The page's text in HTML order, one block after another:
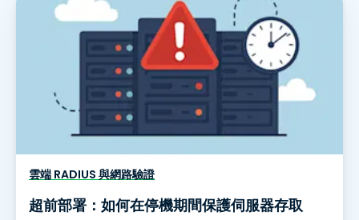
雲端 RADIUS 與網路驗證
超前部署：如何在停機期間保護伺服器存取